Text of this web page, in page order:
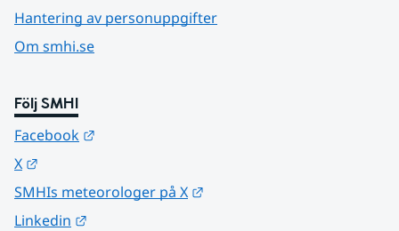
Hantering av personuppgifter
Om smhi.se
Följ SMHI
Facebook
X
SMHIs meteorologer på X
Linkedin